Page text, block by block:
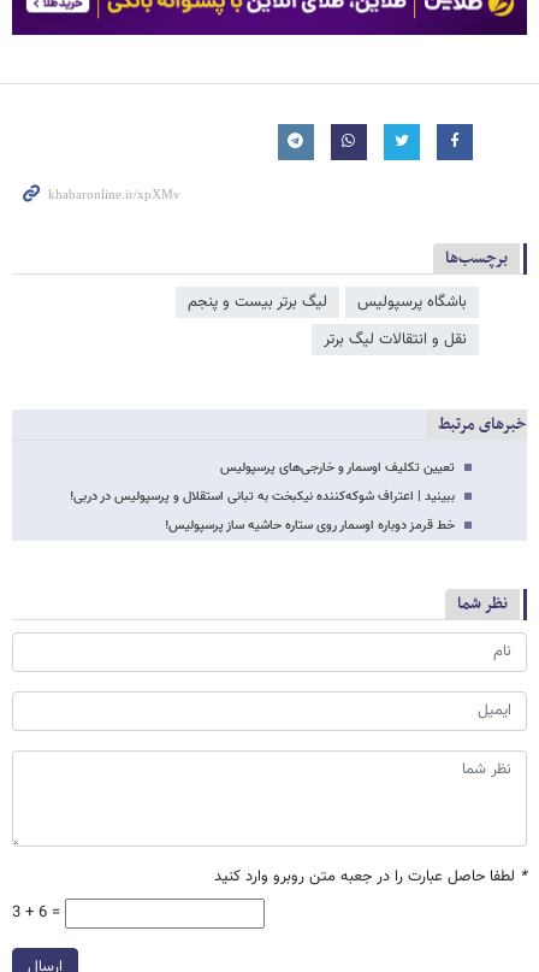
برچسب‌ها
باشگاه پرسپولیس
لیگ برتر بیست و پنجم
نقل و انتقالات لیگ برتر
خبرهای مرتبط
تعیین تکلیف اوسمار و خارجی‌های پرسپولیس
ببینید | اعتراف شوکه‌کننده نیکبخت به تبانی استقلال و پرسپولیس در دربی!
خط قرمز دوباره اوسمار روی ستاره حاشیه ساز پرسپولیس!
نظر شما
* لطفا حاصل عبارت را در جعبه متن روبرو وارد کنید
3 + 6 =
ارسال